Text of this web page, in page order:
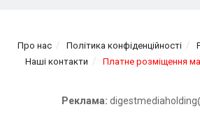
Про нас Політика конфіденційності
Наші контакти
Платне розміщення
Реклама: